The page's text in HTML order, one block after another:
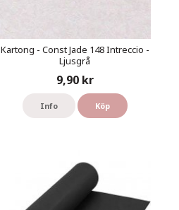
Kartong - Const Jade 148 Intreccio -
Ljusgrå
9,90 kr
Info Köp